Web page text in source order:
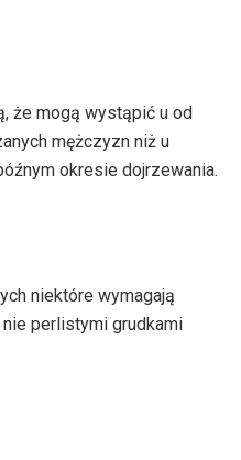
że mogą wystąpić u od
mężczyzn niż u
okresie dojrzewania.
niektóre wymagają
perlistymi grudkami